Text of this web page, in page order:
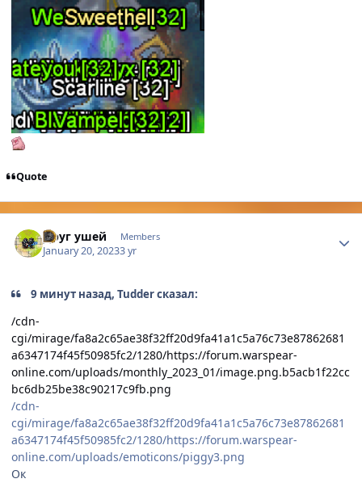
Quote
Друг ушей Members
January 20, 20233 yr
9 минут назад, Tudder сказал:
/cdn-
cgi/mirage/fa8a2c65ae38f32ff20d9fa41a1c5a76c73e87862681
a6347174f45f50985fc2/1280/https://forum.warspear-
online.com/uploads/monthly_2023_01/image.png.b5acb1f22cc
bc6db25be38c90217c9fb.png
/cdn-
cgi/mirage/fa8a2c65ae38f32ff20d9fa41a1c5a76c73e87862681
a6347174f45f50985fc2/1280/https://forum.warspear-
online.com/uploads/emoticons/piggy3.png
Ок